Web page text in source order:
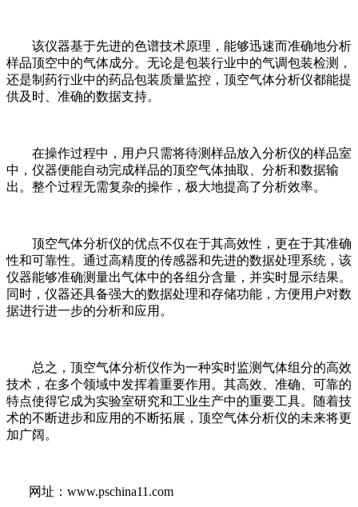
该仪器基于先进的色谱技术原理，能够迅速而准确地分析
样品顶空中的气体成分。无论是包装行业中的气调包装检测，
还是制药行业中的药品包装质量监控，顶空气体分析仪都能提
供及时、准确的数据支持。
在操作过程中，用户只需将待测样品放入分析仪的样品室
中，仪器便能自动完成样品的顶空气体抽取、分析和数据输
出。整个过程无需复杂的操作，极大地提高了分析效率。
顶空气体分析仪的优点不仅在于其高效性，更在于其准确
性和可靠性。通过高精度的传感器和先进的数据处理系统，该
仪器能够准确测量出气体中的各组分含量，并实时显示结果。
同时，仪器还具备强大的数据处理和存储功能，方便用户对数
据进行进一步的分析和应用。
总之，顶空气体分析仪作为一种实时监测气体组分的高效
技术，在多个领域中发挥着重要作用。其高效、准确、可靠的
特点使得它成为实验室研究和工业生产中的重要工具。随着技
术的不断进步和应用的不断拓展，顶空气体分析仪的未来将更
加广阔。
网址： www.pschina11.com